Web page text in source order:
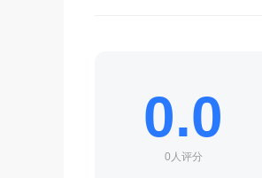
0.0
0人评分